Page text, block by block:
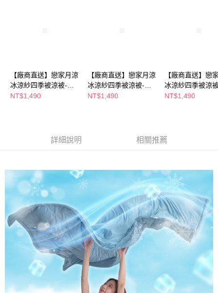
【廠商直送】戀家月涼
冰涼紗四季被涼被-藕
紫-雙人
NT$1,490
【廠商直送】戀家月涼
冰涼紗四季被涼被-奶
茶-雙人
NT$1,490
【廠商直送】戀
冰涼紗四季被涼
人)-灰
NT$1,490
詳細說明 相關推薦